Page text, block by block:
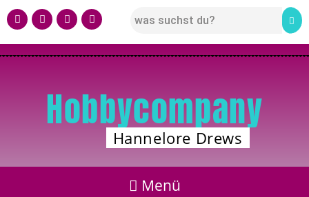
Hobbycompany
Hannelore Drews